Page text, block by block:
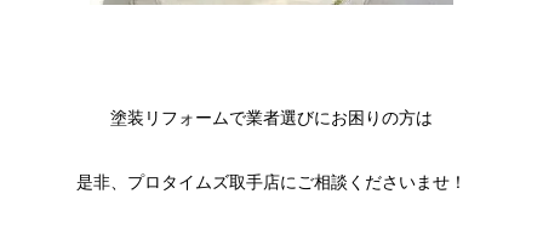
塗装リフォームで業者選びにお困りの方は
是非、プロタイムズ取手店にご相談くださいませ！